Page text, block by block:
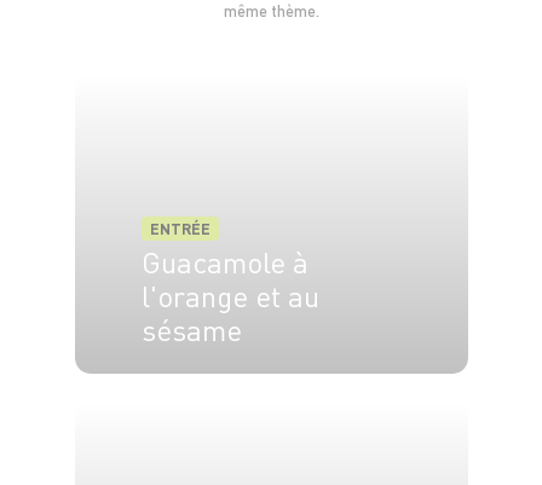
même thème.
ENTRÉE
Guacamole à
l'orange et au
sésame